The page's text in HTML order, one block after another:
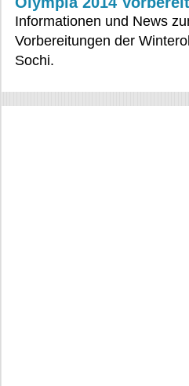
Informationen und News
Vorbereitungen der
Sochi.